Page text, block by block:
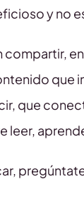
y no
compartir,
que
que
leer,